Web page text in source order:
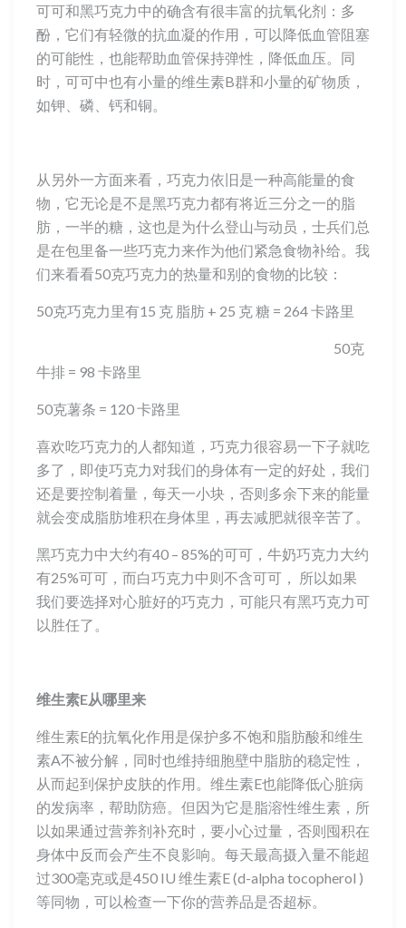
可可和黑巧克力中的确含有很丰富的抗氧化剂：多
酚，它们有轻微的抗血凝的作用，可以降低血管阻塞
的可能性，也能帮助血管保持弹性，降低血压。同
时，可可中也有小量的维生素B群和小量的矿物质，
如钾、磷、钙和铜。
从另外一方面来看，巧克力依旧是一种高能量的食
物，它无论是不是黑巧克力都有将近三分之一的脂
肪，一半的糖，这也是为什么登山与动员，士兵们总
是在包里备一些巧克力来作为他们紧急食物补给。我
们来看看50克巧克力的热量和别的食物的比较：
50克巧克力里有15 克 脂肪 + 25 克 糖 = 264 卡路里
50克
牛排 = 98 卡路里
50克薯条 = 120 卡路里
喜欢吃巧克力的人都知道，巧克力很容易一下子就吃
多了，即使巧克力对我们的身体有一定的好处，我们
还是要控制着量，每天一小块，否则多余下来的能量
就会变成脂肪堆积在身体里，再去减肥就很辛苦了。
黑巧克力中大约有40 – 85%的可可，牛奶巧克力大约
有25%可可，而白巧克力中则不含可可， 所以如果
我们要选择对心脏好的巧克力，可能只有黑巧克力可
以胜任了。
维生素E从哪里来
维生素E的抗氧化作用是保护多不饱和脂肪酸和维生
素A不被分解，同时也维持细胞壁中脂肪的稳定性，
从而起到保护皮肤的作用。维生素E也能降低心脏病
的发病率，帮助防癌。但因为它是脂溶性维生素，所
以如果通过营养剂补充时，要小心过量，否则囤积在
身体中反而会产生不良影响。每天最高摄入量不能超
过300毫克或是450 IU 维生素E (d-alpha tocopherol )
等同物，可以检查一下你的营养品是否超标。